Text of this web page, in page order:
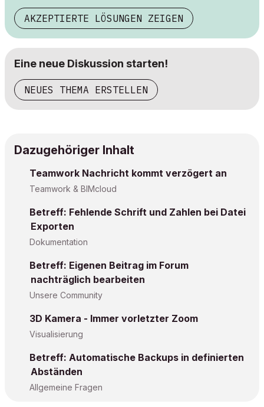
AKZEPTIERTE LÖSUNGEN ZEIGEN
Eine neue Diskussion starten!
NEUES THEMA ERSTELLEN
Dazugehöriger Inhalt
Teamwork Nachricht kommt verzögert an
Teamwork & BIMcloud
Betreff: Fehlende Schrift und Zahlen bei Datei
Exporten
Dokumentation
Betreff: Eigenen Beitrag im Forum
nachträglich bearbeiten
Unsere Community
3D Kamera - Immer vorletzter Zoom
Visualisierung
Betreff: Automatische Backups in definierten
Abständen
Allgemeine Fragen